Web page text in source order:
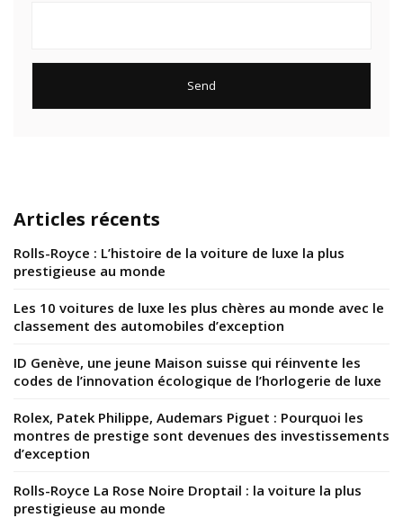
Articles récents
Rolls-Royce : L’histoire de la voiture de luxe la plus
prestigieuse au monde
Les 10 voitures de luxe les plus chères au monde avec le
classement des automobiles d’exception
ID Genève, une jeune Maison suisse qui réinvente les
codes de l’innovation écologique de l’horlogerie de luxe
Rolex, Patek Philippe, Audemars Piguet : Pourquoi les
montres de prestige sont devenues des investissements
d’exception
Rolls-Royce La Rose Noire Droptail : la voiture la plus
prestigieuse au monde